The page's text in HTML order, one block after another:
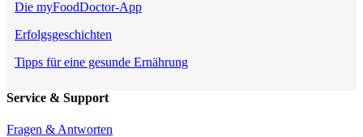
Die myFoodDoctor-App
Erfolgsgeschichten
Tipps für eine gesunde Ernährung
Service & Support
Fragen & Antworten